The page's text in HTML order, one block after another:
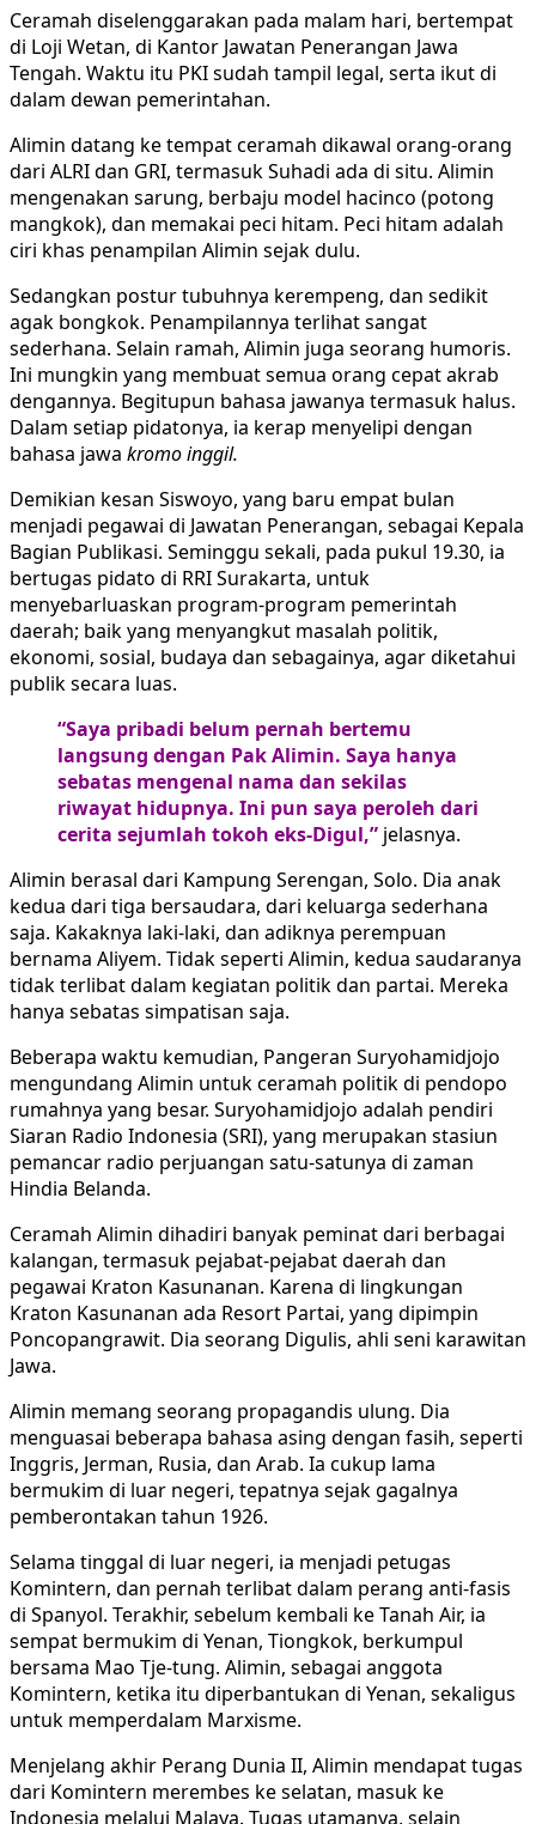
Ceramah diselenggarakan pada malam hari, bertempat
di Loji Wetan, di Kantor Jawatan Penerangan Jawa
Tengah. Waktu itu PKI sudah tampil legal, serta ikut di
dalam dewan pemerintahan.
Alimin datang ke tempat ceramah dikawal orang-orang
dari ALRI dan GRI, termasuk Suhadi ada di situ. Alimin
mengenakan sarung, berbaju model hacinco (potong
mangkok), dan memakai peci hitam. Peci hitam adalah
ciri khas penampilan Alimin sejak dulu.
Sedangkan postur tubuhnya kerempeng, dan sedikit
agak bongkok. Penampilannya terlihat sangat
sederhana. Selain ramah, Alimin juga seorang humoris.
Ini mungkin yang membuat semua orang cepat akrab
dengannya. Begitupun bahasa jawanya termasuk halus.
Dalam setiap pidatonya, ia kerap menyelipi dengan
bahasa jawa kromo inggil.
Demikian kesan Siswoyo, yang baru empat bulan
menjadi pegawai di Jawatan Penerangan, sebagai Kepala
Bagian Publikasi. Seminggu sekali, pada pukul 19.30, ia
bertugas pidato di RRI Surakarta, untuk
menyebarluaskan program-program pemerintah
daerah; baik yang menyangkut masalah politik,
ekonomi, sosial, budaya dan sebagainya, agar diketahui
publik secara luas.
“Saya pribadi belum pernah bertemu
langsung dengan Pak Alimin. Saya hanya
sebatas mengenal nama dan sekilas
riwayat hidupnya. Ini pun saya peroleh dari
cerita sejumlah tokoh eks-Digul,” jelasnya.
Alimin berasal dari Kampung Serengan, Solo. Dia anak
kedua dari tiga bersaudara, dari keluarga sederhana
saja. Kakaknya laki-laki, dan adiknya perempuan
bernama Aliyem. Tidak seperti Alimin, kedua saudaranya
tidak terlibat dalam kegiatan politik dan partai. Mereka
hanya sebatas simpatisan saja.
Beberapa waktu kemudian, Pangeran Suryohamidjojo
mengundang Alimin untuk ceramah politik di pendopo
rumahnya yang besar. Suryohamidjojo adalah pendiri
Siaran Radio Indonesia (SRI), yang merupakan stasiun
pemancar radio perjuangan satu-satunya di zaman
Hindia Belanda.
Ceramah Alimin dihadiri banyak peminat dari berbagai
kalangan, termasuk pejabat-pejabat daerah dan
pegawai Kraton Kasunanan. Karena di lingkungan
Kraton Kasunanan ada Resort Partai, yang dipimpin
Poncopangrawit. Dia seorang Digulis, ahli seni karawitan
Jawa.
Alimin memang seorang propagandis ulung. Dia
menguasai beberapa bahasa asing dengan fasih, seperti
Inggris, Jerman, Rusia, dan Arab. Ia cukup lama
bermukim di luar negeri, tepatnya sejak gagalnya
pemberontakan tahun 1926.
Selama tinggal di luar negeri, ia menjadi petugas
Komintern, dan pernah terlibat dalam perang anti-fasis
di Spanyol. Terakhir, sebelum kembali ke Tanah Air, ia
sempat bermukim di Yenan, Tiongkok, berkumpul
bersama Mao Tje-tung. Alimin, sebagai anggota
Komintern, ketika itu diperbantukan di Yenan, sekaligus
untuk memperdalam Marxisme.
Menjelang akhir Perang Dunia II, Alimin mendapat tugas
dari Komintern merembes ke selatan, masuk ke
Indonesia melalui Malaya. Tugas utamanya, selain